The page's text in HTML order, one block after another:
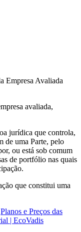
Empresa Avaliada
avaliada,
jurídica que controla,
de uma Parte, pelo
ou está sob comum
de portfólio nas quais
que constitui uma
Planos e Preços das
| EcoVadis